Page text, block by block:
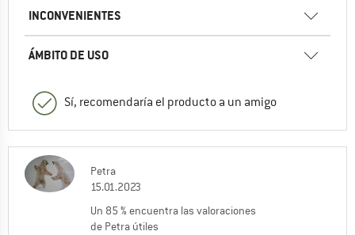
INCONVENIENTES
ÁMBITO DE USO
Sí, recomendaría el producto a un amigo
Petra
15.01.2023
Un 85 % encuentra las valoraciones
de Petra útiles